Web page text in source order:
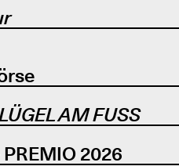
AM FUSS
2026